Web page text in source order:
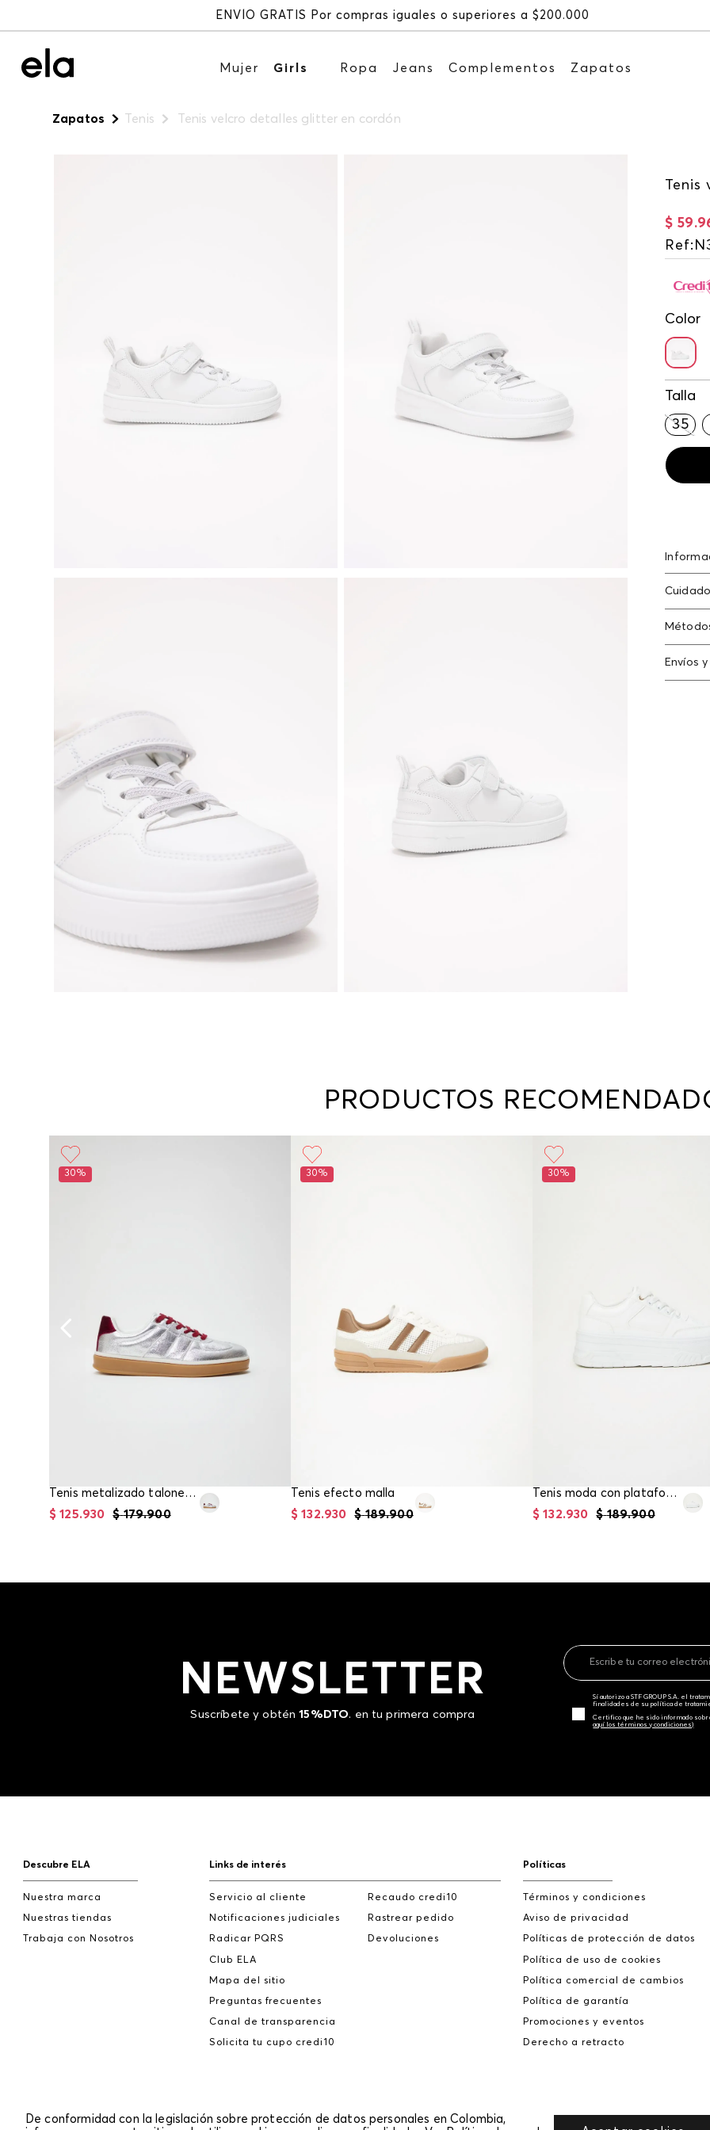
Mujer Girls Ropa Jeans Complementos Zapatos
Zapatos Tenis Tenis velcro detalles glitter en cordón
Tenis
$ 59.
Ref:
Color
Talla
35
Tenis
Otros:
Envíos
En
PRODUCTOS
30%
Tenis metalizado talonera en velvet
$ 179.900
$ 125.930
30%
Tenis efecto malla
$ 189.900
$ 132.930
30%
Tenis moda con plataforma
$ 189.900
$ 132.930
NEWSLETTER
Suscríbete y obtén15%DTO. en tu primera compra
Sí autorizo a STF GROUP S.A. el
finalidades de su política de
Certifico que he sido informado
aquí los términos y condiciones)
Descubre ELA
Nuestra marca
Nuestras tiendas
Trabaja con Nosotros
Links de interés
Servicio al cliente
Notificaciones judiciales
Radicar PQRS
Club ELA
Mapa del sitio
Preguntas frecuentes
Canal de transparencia
Solicita tu cupo credi10
Recaudo credi10
Rastrear pedido
Devoluciones
Políticas
Términos y condiciones
Aviso de privacidad
Políticas de protección de datos
Política de uso de cookies
Política comercial de cambios
Política de garantía
Promociones y eventos
Derecho a retracto
De conformidad con la legislación sobre protección de datos personales en Colombia,